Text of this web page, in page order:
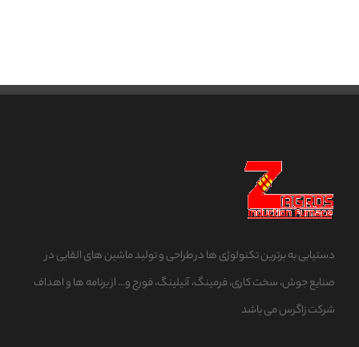
دستیابی به برترین تکنولوژی ها در طراحی و تولید ماشین های القایی در
صنایع جوش، سخت کاری، فرمینگ، آنیلینگ، فورج و... از برنامه ها و اهداف
شرکت زاگرس می باشد